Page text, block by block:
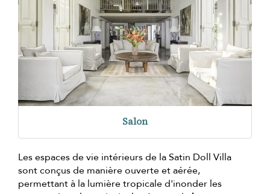
Salon
Les espaces de vie intérieurs de la Satin Doll Villa
sont conçus de manière ouverte et aérée,
permettant à la lumière tropicale d'inonder les